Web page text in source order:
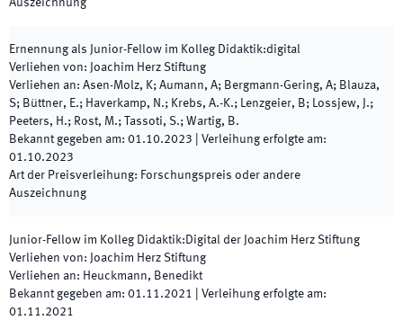
Auszeichnung
Ernennung als Junior-Fellow im Kolleg Didaktik:digital
Verliehen von: Joachim Herz Stiftung
Verliehen an: Asen-Molz, K; Aumann, A; Bergmann-Gering, A; Blauza,
S; Büttner, E.; Haverkamp, N.; Krebs, A.-K.; Lenzgeier, B; Lossjew, J.;
Peeters, H.; Rost, M.; Tassoti, S.; Wartig, B.
Bekannt gegeben am: 01.10.2023 Verleihung erfolgte am:
01.10.2023
Art der Preisverleihung: Forschungspreis oder andere
Auszeichnung
Junior-Fellow im Kolleg Didaktik:Digital der Joachim Herz Stiftung
Verliehen von: Joachim Herz Stiftung
Verliehen an: Heuckmann, Benedikt
Bekannt gegeben am: 01.11.2021 Verleihung erfolgte am:
01.11.2021